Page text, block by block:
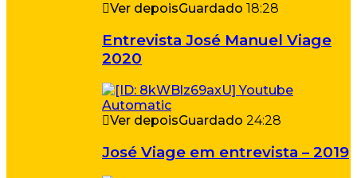
Ver depoisGuardado 18:28
Entrevista José Manuel Viage
2020
Ver depoisGuardado 24:28
José Viage em entrevista – 2019